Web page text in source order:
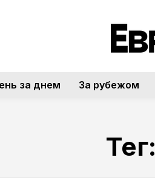
за днем За рубежом
Тег: